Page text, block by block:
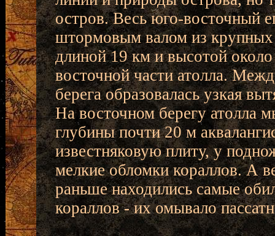
остров. Весь юго-восточный
штормовым валом из крупных
длиной 19 км и высотой
восточной части атолла.
берега образовалась узкая
На восточном берегу атолла
глубины почти 20 м
известняковую плиту, у
мелкие обломки кораллов. А
раньше находились самые
кораллов - их омывало